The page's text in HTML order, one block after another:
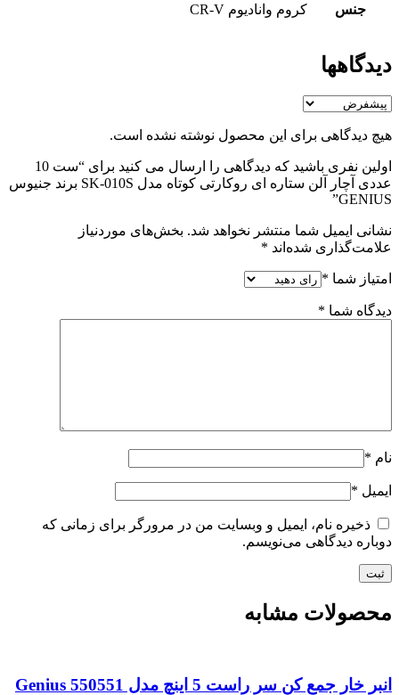
جنس کروم وانادیوم CR-V
دیدگاهها
هیچ دیدگاهی برای این محصول نوشته نشده است.
اولین نفری باشید که دیدگاهی را ارسال می کنید برای “ست 10
عددی آچار آلن ستاره ای روکارتی کوتاه مدل SK-010S برند جنیوس
GENIUS”
نشانی ایمیل شما منتشر نخواهد شد. بخش‌های موردنیاز
علامت‌گذاری شده‌اند *
امتیاز شما *
دیدگاه شما *
نام *
ایمیل *
ذخیره نام، ایمیل و وبسایت من در مرورگر برای زمانی که
دوباره دیدگاهی می‌نویسم.
محصولات مشابه
انبر خار جمع کن سر راست 5 اینچ مدل Genius 550551